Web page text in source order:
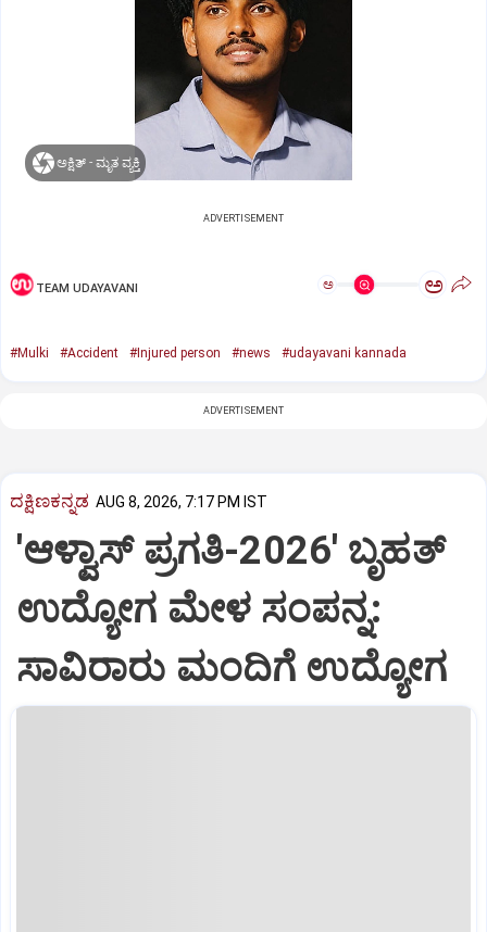
ಅಕ್ಷಿತ್‌ - ಮೃತ ವ್ಯಕ್ತಿ
ADVERTISEMENT
TEAM UDAYAVANI ಅ ಅ
#Mulki #Accident #Injured person #news #udayavani kannada
ADVERTISEMENT
ದಕ್ಷಿಣಕನ್ನಡ AUG 8, 2026, 7:17 PM IST
'ಆಳ್ವಾಸ್‌ ಪ್ರಗತಿ-2026' ಬೃಹತ್
ಉದ್ಯೋಗ ಮೇಳ ಸಂಪನ್ನ:
ಸಾವಿರಾರು ಮಂದಿಗೆ ಉದ್ಯೋಗ